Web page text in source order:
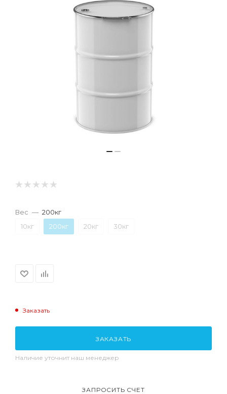
Вес — 200кг
10кг
200кг 20кг 30кг
Заказать
ЗАКАЗАТЬ
Наличие уточнит наш менеджер
ЗАПРОСИТЬ СЧЕТ